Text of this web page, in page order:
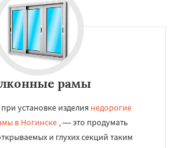
рамы
установке изделия недорогие
в Ногинске, — это продумать
и глухих секций таким